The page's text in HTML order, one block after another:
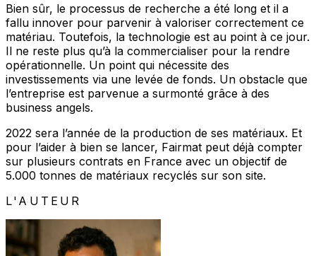
Bien sûr, le processus de recherche a été long et il a
fallu innover pour parvenir à valoriser correctement ce
matériau. Toutefois, la technologie est au point à ce jour.
Il ne reste plus qu’à la commercialiser pour la rendre
opérationnelle. Un point qui nécessite des
investissements via une levée de fonds. Un obstacle que
l’entreprise est parvenue a surmonté grâce à des
business angels.
2022 sera l’année de la production de ses matériaux. Et
pour l’aider à bien se lancer, Fairmat peut déjà compter
sur plusieurs contrats en France avec un objectif de
5.000 tonnes de matériaux recyclés sur son site.
L'AUTEUR